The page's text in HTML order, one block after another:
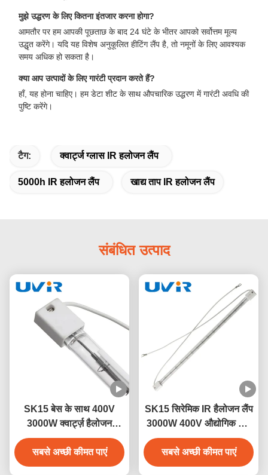
मुझे उद्धरण के लिए कितना इंतजार करना होगा?
आमतौर पर हम आपकी पूछताछ के बाद 24 घंटे के भीतर आपको सर्वोत्तम मूल्य
उद्धृत करेंगे। यदि यह विशेष अनुकूलित हीटिंग लैंप है, तो नमूनों के लिए आवश्यक
समय अधिक हो सकता है।
क्या आप उत्पादों के लिए गारंटी प्रदान करते हैं?
हाँ, यह होना चाहिए। हम डेटा शीट के साथ औपचारिक उद्धरण में गारंटी अवधि की
पुष्टि करेंगे।
टैग: क्वार्ट्ज ग्लास IR हलोजन लैंप
5000h IR हलोजन लैंप खाद्य ताप IR हलोजन लैंप
संबंधित उत्पाद
SK15 बेस के साथ 400V
3000W क्वार्ट्ज़ हैलोजन
इन्फ्रारेड हीटर लैंप
सबसे अच्छी कीमत पाएं
SK15 सिरेमिक IR हैलोजन लैंप
3000W 400V औद्योगिक ताप
के लिए
सबसे अच्छी कीमत पाएं